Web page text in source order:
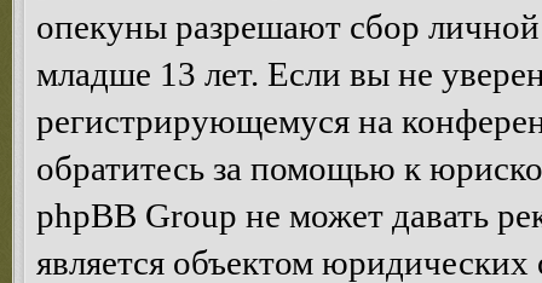
опекуны разрешают сбор
младше 13 лет. Если вы не
регистрирующемуся на
обратитесь за помощью к
phpBB Group не может давать
является объектом